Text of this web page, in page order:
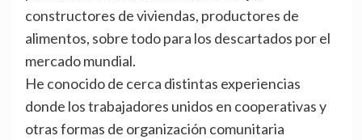
constructores de viviendas, productores de
alimentos, sobre todo para los descartados por el
mercado mundial.
He conocido de cerca distintas experiencias
donde los trabajadores unidos en cooperativas y
otras formas de organización comunitaria